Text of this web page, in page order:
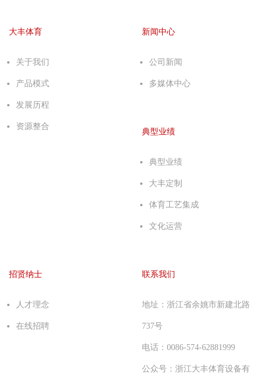
大丰体育
关于我们
产品模式
发展历程
资源整合
新闻中心
公司新闻
多媒体中心
典型业绩
典型业绩
大丰定制
体育工艺集成
文化运营
招贤纳士
人才理念
在线招聘
联系我们
地址：浙江省余姚市新建北路
737号
电话：0086-574-62881999
公众号：浙江大丰体育设备有